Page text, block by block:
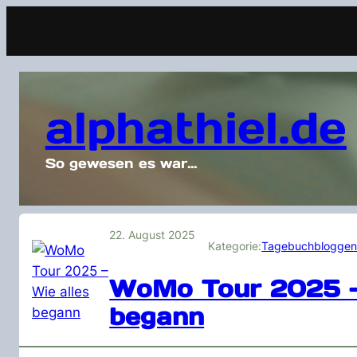
alphathiel.de
So gewesen es war…
22. August 2025
Kategorie:Tagebuchbloggen
WoMo Tour 2025
begann